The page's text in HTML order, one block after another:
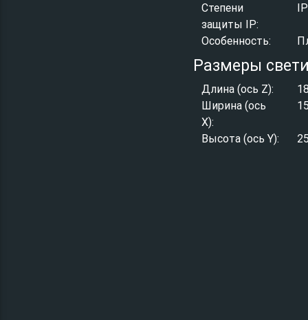
Степени
защиты IP:
Особенность:
Размеры
Длина (ось Z):
Ширина (ось
X):
Высота (ось Y):